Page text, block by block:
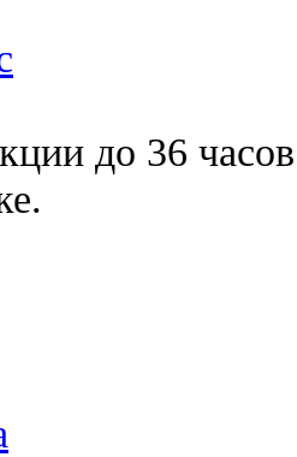
до 36